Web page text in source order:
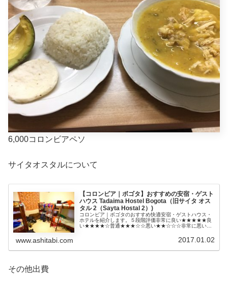
6,000コロンビアペソ
サイタオスタルについて
【コロンビア｜ボゴタ】おすすめの安宿・ゲスト
ハウス Tadaima Hostel Bogota（旧サイタ オス
タル 2（Sayta Hostal 2）)
コロンビア｜ボゴタのおすすめ快適安宿・ゲストハウス・
ホテルを紹介します。５段階評価非常に良い★★★★★良
い★★★★☆普通★★★☆☆悪い★★☆☆☆非常に悪い
www.ashitabi.com 2017.01.02
その他出費